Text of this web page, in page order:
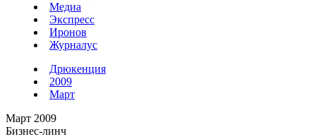
Медиа
Экспресс
Иронов
Журналус
Дрюкенция
2009
Март
Март 2009
Бизнес-линч